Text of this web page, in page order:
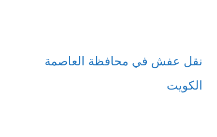
نقل عفش في محافظة العاصمة
الكويت